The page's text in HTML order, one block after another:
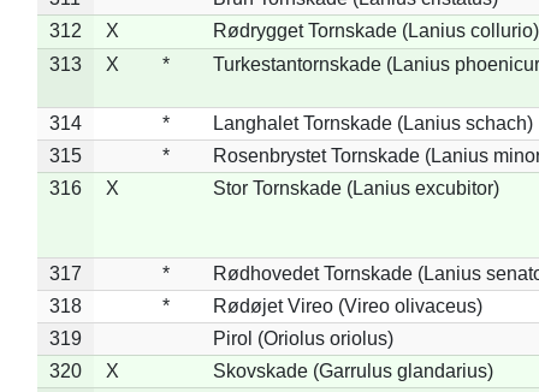
312
X
Rødrygget Tornskade (Lanius collurio)
313
X * Turkestantornskade (Lanius
314 *
Langhalet Tornskade (Lanius schach)
315
*
Rosenbrystet Tornskade (Lanius
316
X Stor Tornskade (Lanius excubitor)
317 *
Rødhovedet Tornskade (Lanius
318
*
Rødøjet Vireo (Vireo olivaceus)
319
Pirol (Oriolus oriolus)
320
X
Skovskade (Garrulus glandarius)